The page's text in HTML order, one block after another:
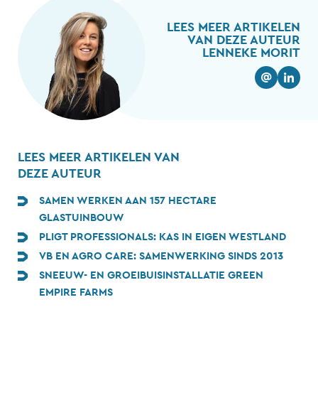
LEES MEER ARTIKELEN
VAN DEZE AUTEUR
LENNEKE MORIT
LEES MEER ARTIKELEN VAN
DEZE AUTEUR
SAMEN WERKEN AAN 157 HECTARE
GLASTUINBOUW
PLIGT PROFESSIONALS: KAS IN EIGEN WESTLAND
VB EN AGRO CARE: SAMENWERKING SINDS 2013
SNEEUW- EN GROEIBUISINSTALLATIE GREEN
EMPIRE FARMS